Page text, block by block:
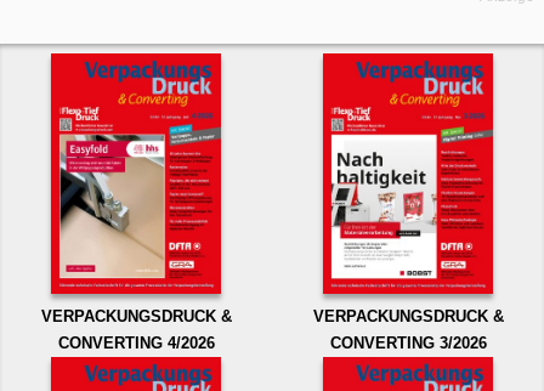
VERPACKUNGSDRUCK &
CONVERTING 4/2026
VERPACKUNGSDRUCK &
CONVERTING 3/2026